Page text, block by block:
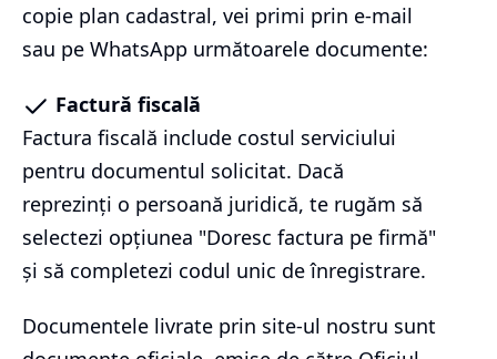
copie plan cadastral, vei primi prin e-mail
sau pe WhatsApp următoarele documente:
Factură fiscală
Factura fiscală include costul serviciului
pentru documentul solicitat. Dacă
reprezinți o persoană juridică, te rugăm să
selectezi opțiunea "Doresc factura pe firmă"
și să completezi codul unic de înregistrare.
Documentele livrate prin site-ul nostru sunt